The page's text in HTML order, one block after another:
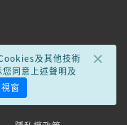
×
及其他技術
同意上述聲明及
窗